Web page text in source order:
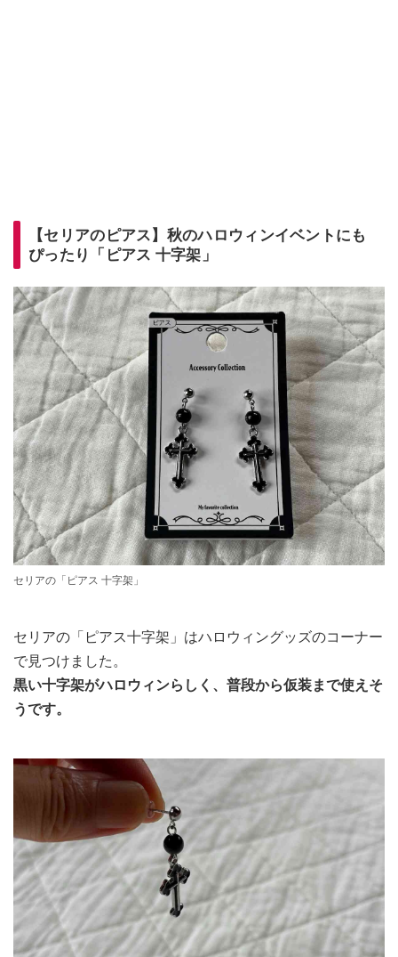
【セリアのピアス】秋のハロウィンイベントにも
ぴったり「ピアス 十字架」
セリアの「ピアス 十字架」
セリアの「ピアス十字架」はハロウィングッズのコーナー
で見つけました。
黒い十字架がハロウィンらしく、普段から仮装まで使えそ
うです。